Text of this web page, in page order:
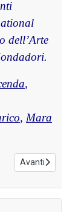
dell’Arte
,
, Mara
Articolo
Avanti